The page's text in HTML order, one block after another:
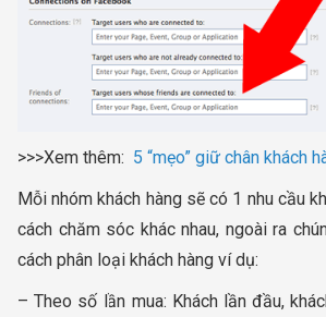
>>>Xem thêm: 5 “mẹo” giữ chân khách
Mỗi nhóm khách hàng sẽ có 1 nhu cầu
cách chăm sóc khác nhau, ngoài ra
cách phân loại khách hàng ví dụ:
– Theo số lần mua: Khách lần đầu,